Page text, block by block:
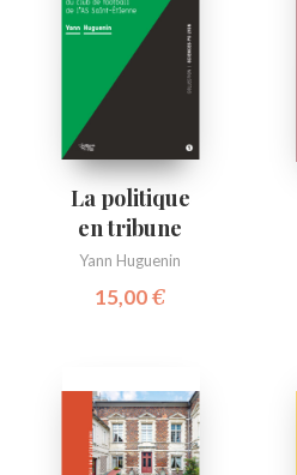
La politique
en tribune
Yann Huguenin
15,00€